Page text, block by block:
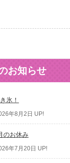
お知らせ
氷！
年8月2日 UP!
のお休み
年7月20日 UP!